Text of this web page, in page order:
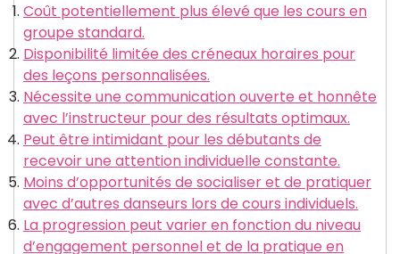
Coût potentiellement plus élevé que les cours en
groupe standard.
Disponibilité limitée des créneaux horaires pour
des leçons personnalisées.
Nécessite une communication ouverte et honnête
avec l’instructeur pour des résultats optimaux.
Peut être intimidant pour les débutants de
recevoir une attention individuelle constante.
Moins d’opportunités de socialiser et de pratiquer
avec d’autres danseurs lors de cours individuels.
La progression peut varier en fonction du niveau
d’engagement personnel et de la pratique en